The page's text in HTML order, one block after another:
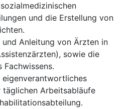
und die Erstellung von
und Anleitung von Ärzten in
sowie die
Fachwissens.
eigenverantwortliches
täglichen Arbeitsabläufe